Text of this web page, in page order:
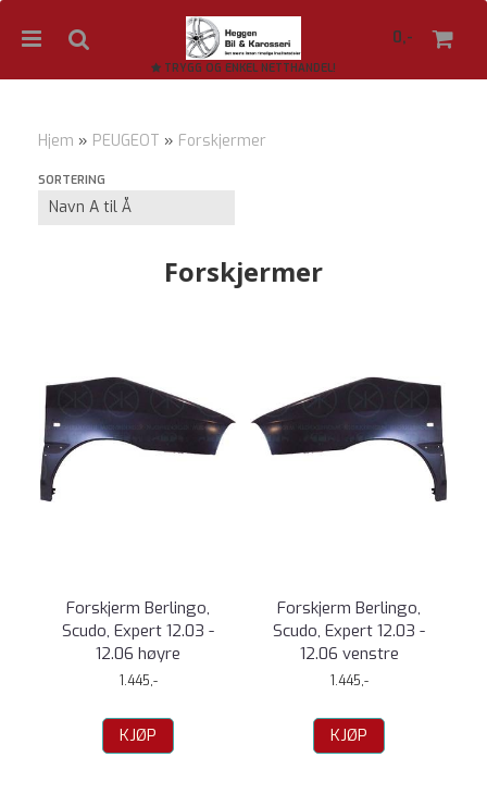
0,-
TRYGG OG ENKEL NETTHANDEL!
Hjem » PEUGEOT » Forskjermer
SORTERING
Forskjermer
Forskjerm Berlingo,
Scudo, Expert 12.03 -
12.06 høyre
1.445,-
KJØP
Forskjerm Berlingo,
Scudo, Expert 12.03 -
12.06 venstre
1.445,-
KJØP